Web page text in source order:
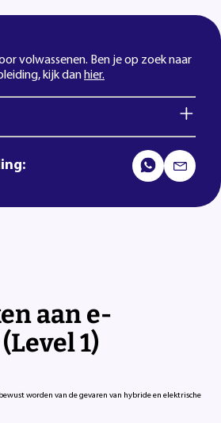
aan e-
1)
worden van de gevaren van hybride en elektrische
volwassenen. Ben je op zoek naar
kijk danhier.